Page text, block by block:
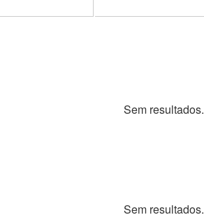
Sem resultados.
Sem resultados.